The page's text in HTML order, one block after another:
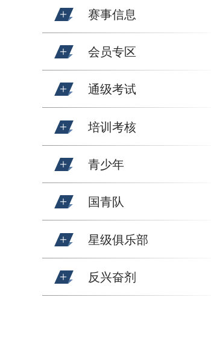
赛事信息
会员专区
通级考试
培训考核
青少年
国青队
星级俱乐部
反兴奋剂